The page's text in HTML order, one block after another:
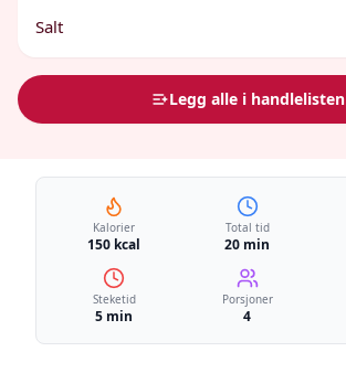
Salt
Legg alle i handlelisten
Kalorier
150 kcal
Total tid
20 min
Steketid
5 min
Porsjoner
4